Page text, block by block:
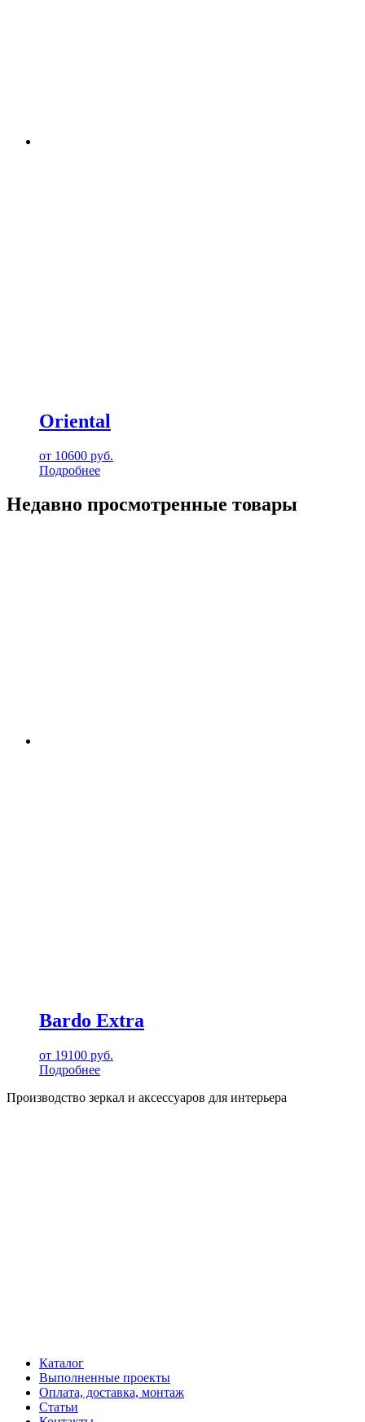
Oriental
от 10600 руб.
Подробнее
Недавно просмотренные товары
Bardo Extra
от 19100 руб.
Подробнее
Производство зеркал и аксессуаров для интерьера
Каталог
Выполненные проекты
Оплата, доставка, монтаж
Статьи